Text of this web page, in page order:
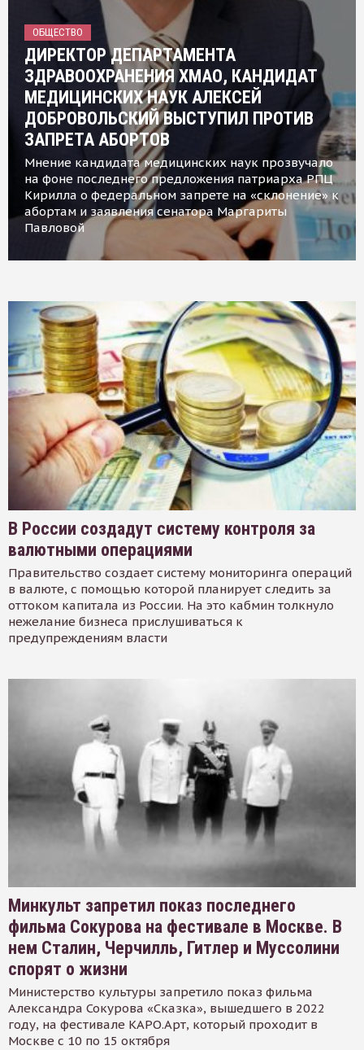
ОБЩЕСТВО
ДИРЕКТОР ДЕПАРТАМЕНТА
ЗДРАВООХРАНЕНИЯ ХМАО, КАНДИДАТ
МЕДИЦИНСКИХ НАУК АЛЕКСЕЙ
ДОБРОВОЛЬСКИЙ ВЫСТУПИЛ ПРОТИВ
ЗАПРЕТА АБОРТОВ
Мнение кандидата медицинских наук прозвучало
на фоне последнего предложения патриарха РПЦ
Кирилла о федеральном запрете на «склонение» к
абортам и заявления сенатора Маргариты
Павловой
В России создадут систему контроля за
валютными операциями
Правительство создает систему мониторинга операций
в валюте, с помощью которой планирует следить за
оттоком капитала из России. На это кабмин толкнуло
нежелание бизнеса прислушиваться к
предупреждениям власти
Минкульт запретил показ последнего
фильма Сокурова на фестивале в Москве. В
нем Сталин, Черчилль, Гитлер и Муссолини
спорят о жизни
Министерство культуры запретило показ фильма
Александра Сокурова «Сказка», вышедшего в 2022
году, на фестивале КАРО.Арт, который проходит в
Москве с 10 по 15 октября